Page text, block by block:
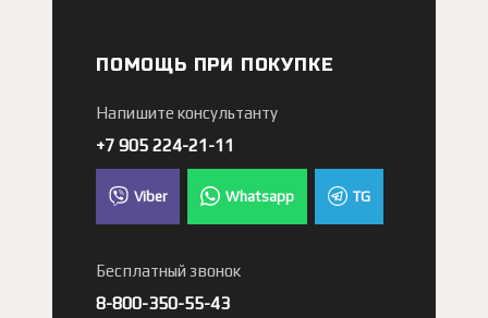
ПОМОЩЬ ПРИ ПОКУПКЕ
Напишите консультанту
+7 905 224-21-11
Viber Whatsapp TG
Бесплатный звонок
8-800-350-55-43